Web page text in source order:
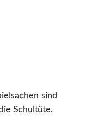
sind
Schultüte.